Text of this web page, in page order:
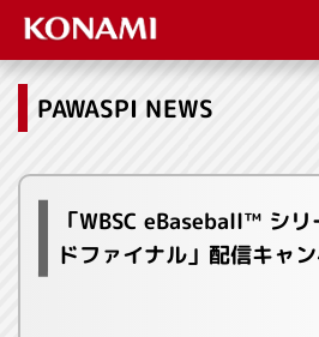
PAWASPI NEWS
「WBSC eBaseball™ シ
ドファイナル」配信キャ